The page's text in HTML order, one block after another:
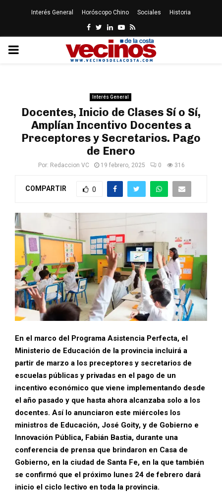
Interés General Horóscopo Chino Sociales Historia
Facebook
Twitter
LinkedinYoutube
Rss
PRIMARY
Interés General
Docentes, Inicio de Clases Sí o Sí,
Amplían Incentivo Docentes a
Preceptores y Secretarios. Pago
de Enero
Por: Redaccion VC 19 febrero, 2025 0 316
COMPARTIR 0
En el marco del Programa Asistencia Perfecta, el
Ministerio de Educación de la provincia incluirá a
partir de marzo a los preceptores y secretarios de
escuelas públicas y privadas en el pago de un
incentivo económico que viene implementando desde
el año pasado y que hasta ahora alcanzaba solo a los
docentes. Así lo anunciaron este miércoles los
ministros de Educación, José Goity, y de Gobierno e
Innovación Pública, Fabián Bastia, durante una
conferencia de prensa que brindaron en Casa de
Gobierno, en la ciudad de Santa Fe, en la que también
se confirmó que el próximo lunes 24 de febrero dará
inicio el ciclo lectivo en toda la provincia.